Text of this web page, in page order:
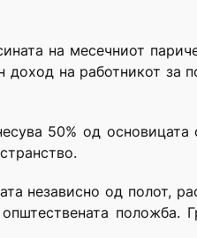
на месечниот
на работникот за
50% од основицата
независно од полот,
положба.